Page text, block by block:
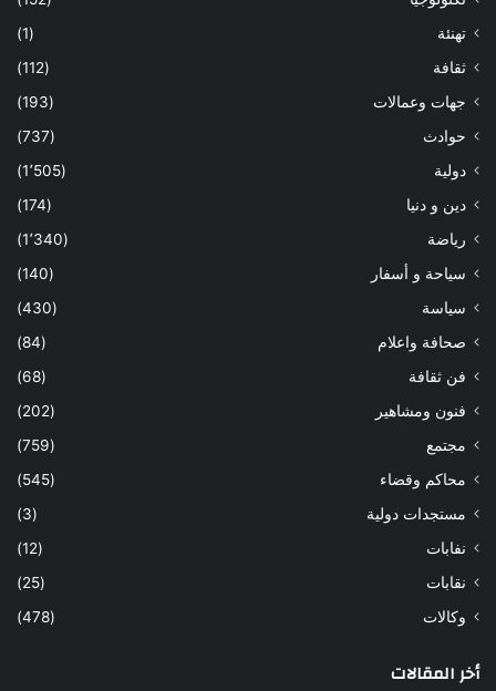
تهنئة
(1)
ثقافة
(112)
جهات وعمالات
(193)
حوادث
(737)
دولية
(1٬505)
دين و دنيا
(174)
رياضة
(1٬340)
سياحة و أسفار
(140)
سياسة
(430)
صحافة واعلام
(84)
فن ثقافة
(68)
فنون ومشاهير
(202)
مجتمع
(759)
محاكم وقضاء
(545)
مستجدات دولية
(3)
نفابات
(12)
نقابات
(25)
وكالات
(478)
أخر المقالات